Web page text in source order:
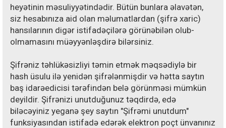
heyətinin məsuliyyətindədir. Bütün bunlara əlavətən,
siz hesabınıza aid olan məlumatlardan (şifrə xaric)
hansılarının digər istifadəçilərə görünəbilən olub-
olmamasını müəyyənləşdirə bilərsiniz.
Şifrəniz təhlükəsizliyi təmin etmək məqsədiylə bir
hash üsulu ilə yenidən şifrələnmişdir və hətta saytın
baş idarəedicisi tərəfindən belə görünməsi mümkün
deyildir. Şifrənizi unutduğunuz təqdirdə, edə
biləcəyiniz yeganə şey saytın "Şifrəmi unutdum"
funksiyasından istifadə edərək elektron poçt ünvanınız